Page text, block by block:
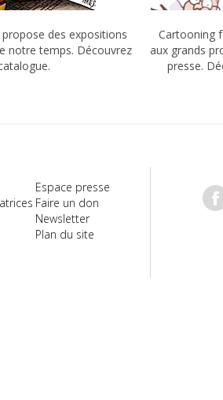
des expositions
notre temps. Découvrez
Cartooning
aux grands
presse.
Espace presse
Faire un don
Newsletter
Plan du site